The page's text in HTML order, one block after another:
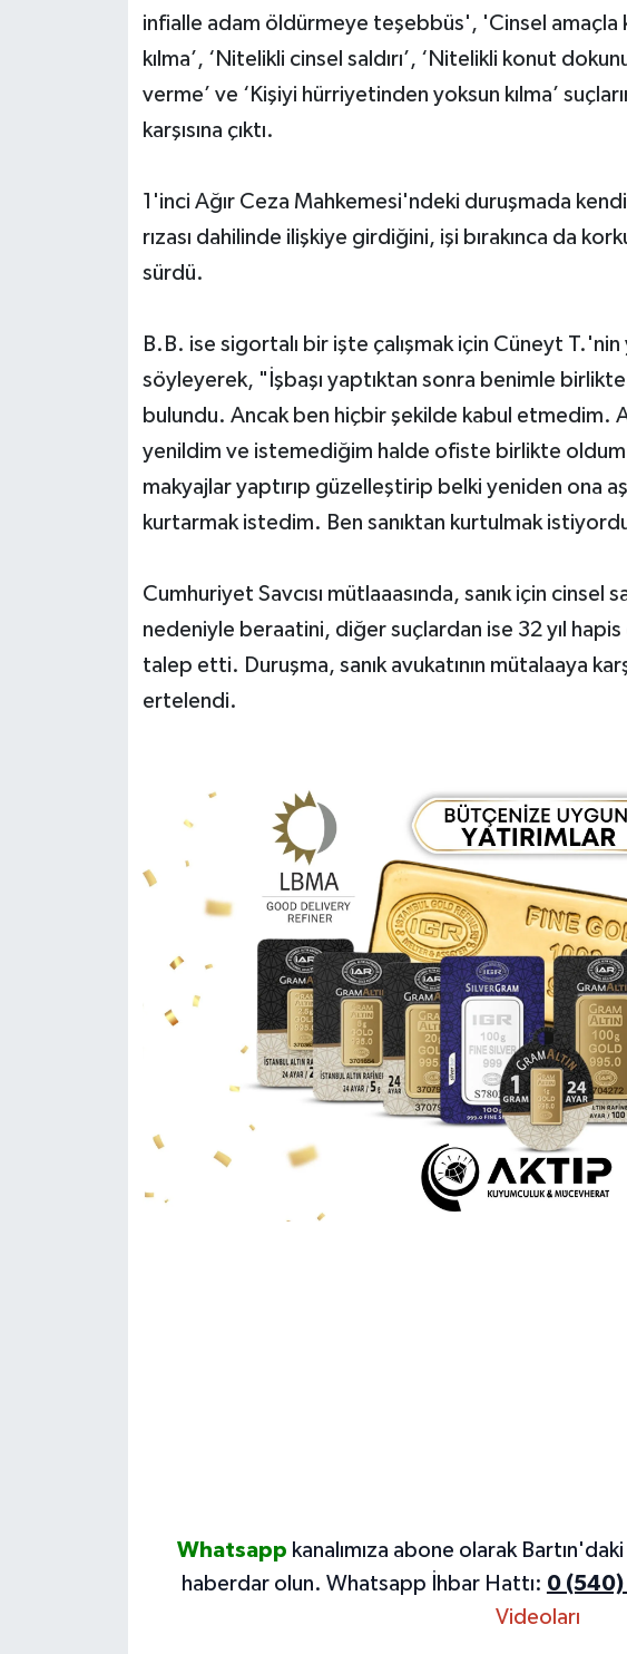
infialle adam öldürmeye teşebbüs', 'Cinsel amaçla
kılma’, ‘Nitelikli cinsel saldırı’, ‘Nitelikli konut
verme’ ve ‘Kişiyi hürriyetinden yoksun kılma’
karşısına çıktı.
1'inci Ağır Ceza Mahkemesi'ndeki duruşmada
rızası dahilinde ilişkiye girdiğini, işi bırakınca da
sürdü.
B.B. ise sigortalı bir işte çalışmak için Cüneyt T.'nin
söyleyerek, "İşbaşı yaptıktan sonra benimle
bulundu. Ancak ben hiçbir şekilde kabul etmedim.
yenildim ve istemediğim halde ofiste birlikte
makyajlar yaptırıp güzelleştirip belki yeniden ona
kurtarmak istedim. Ben sanıktan kurtulmak
Cumhuriyet Savcısı mütlaaasında, sanık için cinsel
nedeniyle beraatini, diğer suçlardan ise 32 yıl hapis
talep etti. Duruşma, sanık avukatının mütalaaya
ertelendi.
Whatsapp kanalımıza abone olarak
haberdar olun. Whatsapp İhbar Hattı: 0 (540)
Videoları